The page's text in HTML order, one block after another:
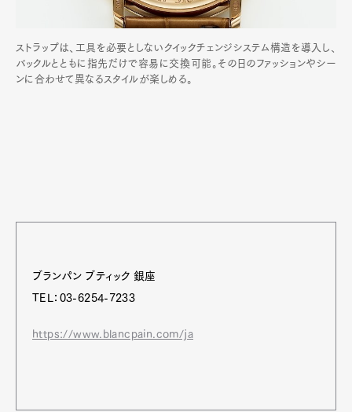
ストラップは、工具を必要としないクイックチェンジシステム構造を導入し、
バックルとともに指先だけで容易に交換可能。その日のファッションやシー
ンに合わせて異なるスタイルが楽しめる。
ブランパン ブティック 銀座
TEL：03-6254-7233
https://www.blancpain.com/ja